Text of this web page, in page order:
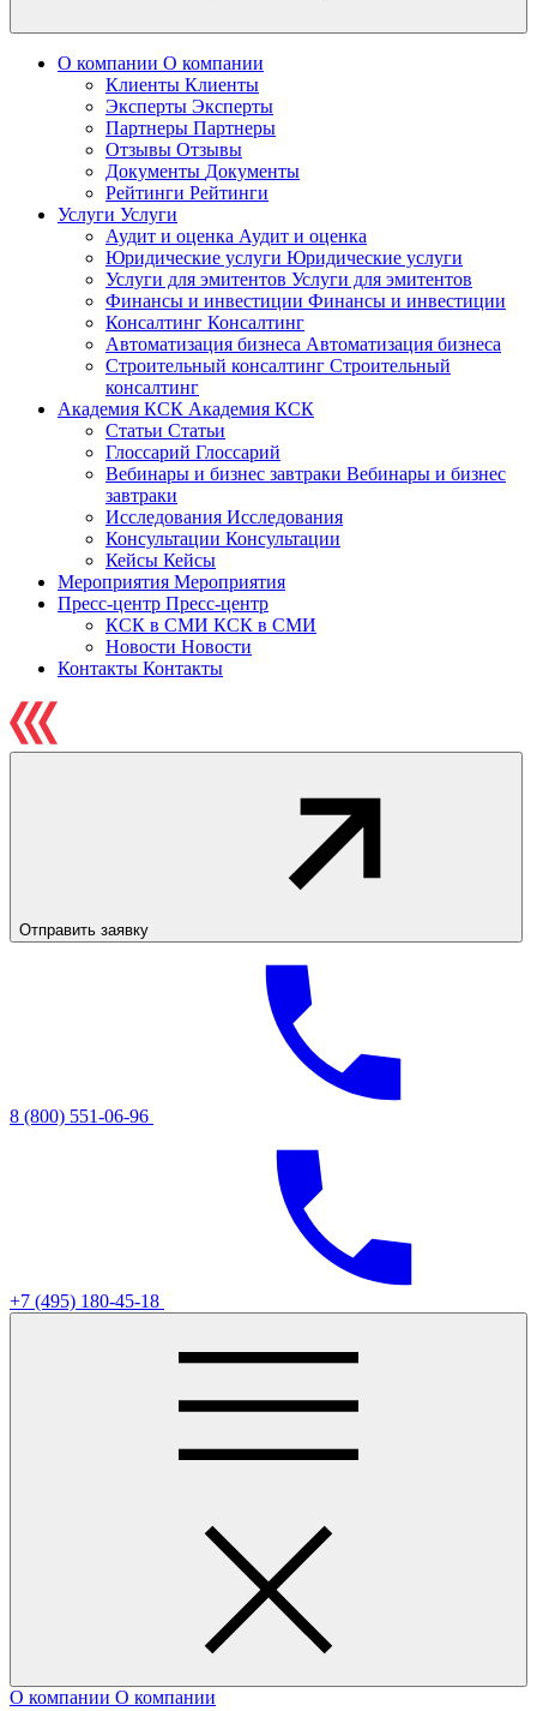
О компании О компании
Клиенты Клиенты
Эксперты Эксперты
Партнеры Партнеры
Отзывы Отзывы
Документы Документы
Рейтинги Рейтинги
Услуги Услуги
Аудит и оценка Аудит и оценка
Юридические услуги Юридические услуги
Услуги для эмитентов Услуги для эмитентов
Финансы и инвестиции Финансы и инвестиции
Консалтинг Консалтинг
Автоматизация бизнеса Автоматизация бизнеса
Строительный консалтинг Строительный
консалтинг
Академия КСК Академия КСК
Статьи Статьи
Глоссарий Глоссарий
Вебинары и бизнес завтраки Вебинары и бизнес
завтраки
Исследования Исследования
Консультации Консультации
Кейсы Кейсы
Мероприятия Мероприятия
Пресс-центр Пресс-центр
КСК в СМИ КСК в СМИ
Новости Новости
Контакты Контакты
Отправить заявку
8 (800) 551-06-96
+7 (495) 180-45-18
О компании О компании